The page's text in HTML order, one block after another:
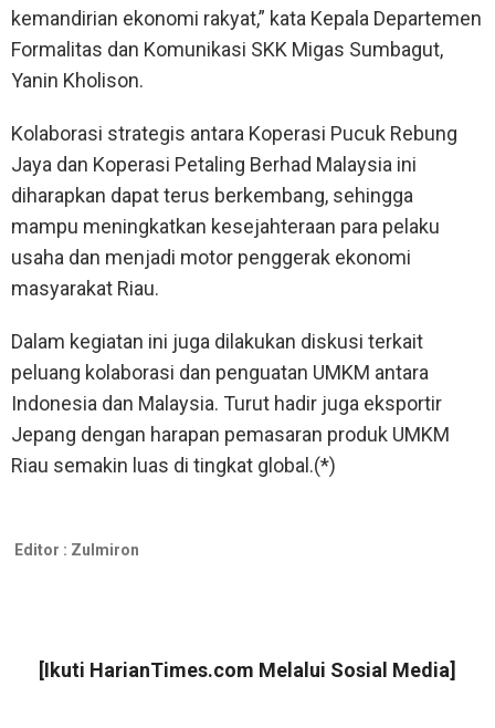
kemandirian ekonomi rakyat,” kata Kepala Departemen
Formalitas dan Komunikasi SKK Migas Sumbagut,
Yanin Kholison.
Kolaborasi strategis antara Koperasi Pucuk Rebung
Jaya dan Koperasi Petaling Berhad Malaysia ini
diharapkan dapat terus berkembang, sehingga
mampu meningkatkan kesejahteraan para pelaku
usaha dan menjadi motor penggerak ekonomi
masyarakat Riau.
Dalam kegiatan ini juga dilakukan diskusi terkait
peluang kolaborasi dan penguatan UMKM antara
Indonesia dan Malaysia. Turut hadir juga eksportir
Jepang dengan harapan pemasaran produk UMKM
Riau semakin luas di tingkat global.(*)
Editor : Zulmiron
[Ikuti HarianTimes.com Melalui Sosial Media]